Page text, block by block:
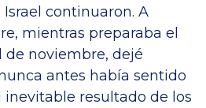
continuaron. A
mientras preparaba el
de noviembre, dejé
antes había sentido
resultado de los